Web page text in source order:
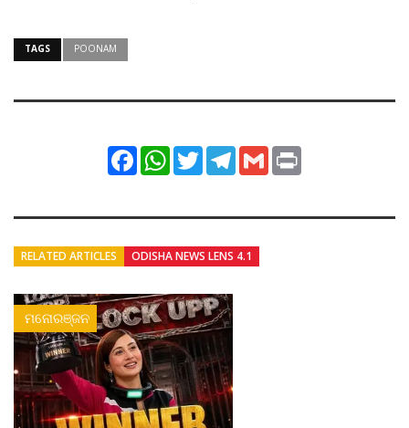
TAGS POONAM
FacebookWhatsApp
TwitterTelegram
Gmail
RELATED ARTICLES ODISHA NEWS LENS 4.1
ମନୋରଞ୍ଜନ